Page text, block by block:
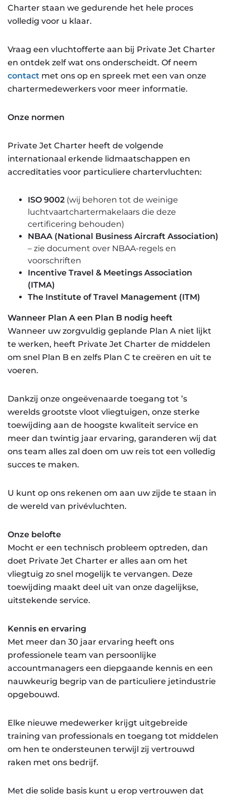
Charter staan we gedurende het hele proces
volledig voor u klaar.
Vraag een vluchtofferte aan bij Private Jet Charter
en ontdek zelf wat ons onderscheidt. Of neem
contact met ons op en spreek met een van onze
chartermedewerkers voor meer informatie.
Onze normen
Private Jet Charter heeft de volgende
internationaal erkende lidmaatschappen en
accreditaties voor particuliere chartervluchten:
ISO 9002 (wij behoren tot de weinige
luchtvaartchartermakelaars die deze
certificering behouden)
NBAA (National Business Aircraft Association)
– zie document over NBAA-regels en
voorschriften
Incentive Travel & Meetings Association
(ITMA)
The Institute of Travel Management (ITM)
Wanneer Plan A een Plan B nodig heeft
Wanneer uw zorgvuldig geplande Plan A niet lijkt
te werken, heeft Private Jet Charter de middelen
om snel Plan B en zelfs Plan C te creëren en uit te
voeren.
Dankzij onze ongeëvenaarde toegang tot ’s
werelds grootste vloot vliegtuigen, onze sterke
toewijding aan de hoogste kwaliteit service en
meer dan twintig jaar ervaring, garanderen wij dat
ons team alles zal doen om uw reis tot een volledig
succes te maken.
U kunt op ons rekenen om aan uw zijde te staan in
de wereld van privévluchten.
Onze belofte
Mocht er een technisch probleem optreden, dan
doet Private Jet Charter er alles aan om het
vliegtuig zo snel mogelijk te vervangen. Deze
toewijding maakt deel uit van onze dagelijkse,
uitstekende service.
Kennis en ervaring
Met meer dan 30 jaar ervaring heeft ons
professionele team van persoonlijke
accountmanagers een diepgaande kennis en een
nauwkeurig begrip van de particuliere jetindustrie
opgebouwd.
Elke nieuwe medewerker krijgt uitgebreide
training van professionals en toegang tot middelen
om hen te ondersteunen terwijl zij vertrouwd
raken met ons bedrijf.
Met die solide basis kunt u erop vertrouwen dat